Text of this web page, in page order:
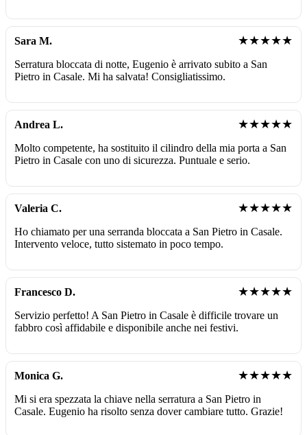
Sara M. ★★★★★
Serratura bloccata di notte, Eugenio è arrivato subito a San
Pietro in Casale. Mi ha salvata! Consigliatissimo.
Andrea L. ★★★★★
Molto competente, ha sostituito il cilindro della mia porta a San
Pietro in Casale con uno di sicurezza. Puntuale e serio.
Valeria C. ★★★★★
Ho chiamato per una serranda bloccata a San Pietro in Casale.
Intervento veloce, tutto sistemato in poco tempo.
Francesco D. ★★★★★
Servizio perfetto! A San Pietro in Casale è difficile trovare un
fabbro così affidabile e disponibile anche nei festivi.
Monica G. ★★★★★
Mi si era spezzata la chiave nella serratura a San Pietro in
Casale. Eugenio ha risolto senza dover cambiare tutto. Grazie!